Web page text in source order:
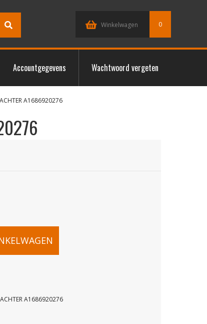
Winkelwagen 0
Accountgegevens Wachtwoord vergeten
A1686920276
ACHTER A1686920276